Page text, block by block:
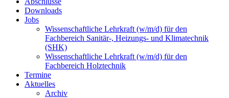
Downloads
Jobs
Wissenschaftliche Lehrkraft (w/m/d) für den
Fachbereich Sanitär-, Heizungs- und Klimatechnik
(SHK)
Wissenschaftliche Lehrkraft (w/m/d) für den
Fachbereich Holztechnik
Termine
Aktuelles
Archiv